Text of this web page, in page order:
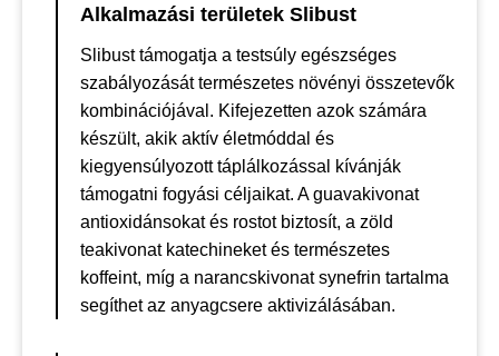
Alkalmazási területek Slibust
Slibust támogatja a testsúly egészséges
szabályozását természetes növényi összetevők
kombinációjával. Kifejezetten azok számára
készült, akik aktív életmóddal és
kiegyensúlyozott táplálkozással kívánják
támogatni fogyási céljaikat. A guavakivonat
antioxidánsokat és rostot biztosít, a zöld
teakivonat katechineket és természetes
koffeint, míg a narancskivonat synefrin tartalma
segíthet az anyagcsere aktivizálásában.